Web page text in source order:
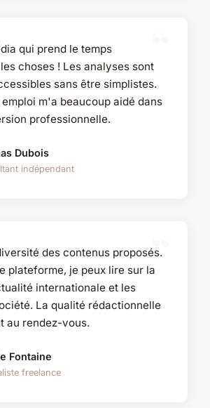
qui prend le temps
choses ! Les analyses sont
sans être simplistes.
m'a beaucoup aidé dans
professionnelle.
Dubois
indépendant
des contenus proposés.
plateforme, je peux lire sur la
internationale et les
La qualité rédactionnelle
au rendez-vous.
Fontaine
freelance